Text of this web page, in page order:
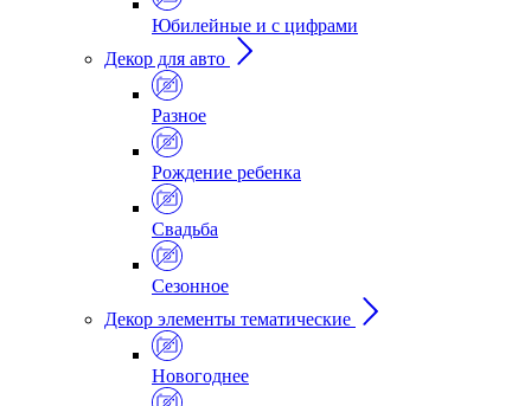
Юбилейные и с цифрами
Декор для авто
Разное
Рождение ребенка
Свадьба
Сезонное
Декор элементы тематические
Новогоднее